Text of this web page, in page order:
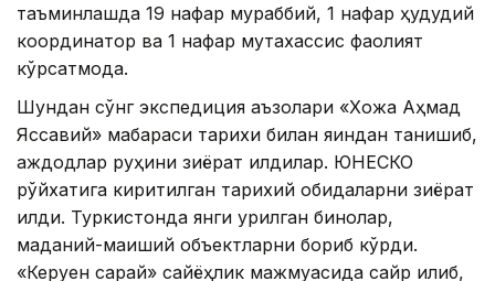
таъминлашда 19 нафар мураббий, 1 нафар ҳудудий
координатор ва 1 нафар мутахассис фаолият
кўрсатмоқда.
Шундан сўнг экспедиция аъзолари «Хожа Aҳмад
Яссавий» мақбараси тарихи билан яқиндан танишиб,
аждодлар руҳини зиёрат қилдилар. ЮНЕСКО
рўйхатига киритилган тарихий обидаларни зиёрат
қилди. Туркистонда янги қурилган бинолар,
маданий-маиший объектларни бориб кўрди.
«Керуен сарай» сайёҳлик мажмуасида сайр қилиб,